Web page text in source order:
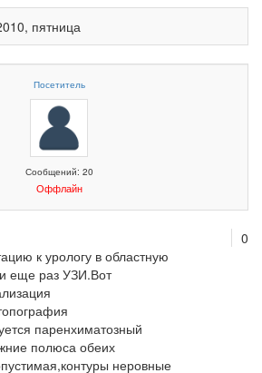
пятница
Посетитель
Сообщений: 20
Оффлайн
0
к урологу в областную
еще раз УЗИ.Вот
паренхиматозный
полюса обеих
неровные